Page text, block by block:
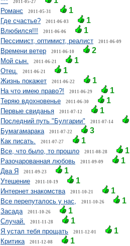
2011-05-27
Романс 2011-05-31 1
Где счастье? 2011-06-03 1
Влюбился!!! 2011-06-06 1
Пессимист, оптимист, реалист 2011-06-09
Времени ветер 2011-06-10 2
Мой сын. 2011-06-21 1
Отец. 2011-06-21 1
Жизнь покажет 2011-06-22 1
На что имею право?! 2011-06-29 1
Теряю вдохновенье 2011-06-30 1
Первые свиданья 2011-07-12 1
Последний путь "Булгарии" 2011-07-14
Бумагамарака 2011-07-22 3
Как писать. 2011-07-27 1
Все, что было, то прошло 2011-08-28 1
Разочарованная любовь 2011-09-09 1
Два Я 2011-09-23 1
Утешение 2011-10-19 1
Интернет знакомства 2011-10-21 1
Все перепуталось у нас, 2011-10-26 1
Засада 2011-10-26 1
Случай. 2011-11-28 1
Я устал тебя прощать 2011-12-01 1
Критика 2011-12-08 1